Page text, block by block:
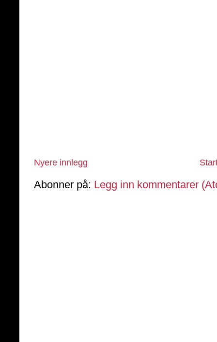
Nyere innlegg
Abonner på: Legg inn kommentarer